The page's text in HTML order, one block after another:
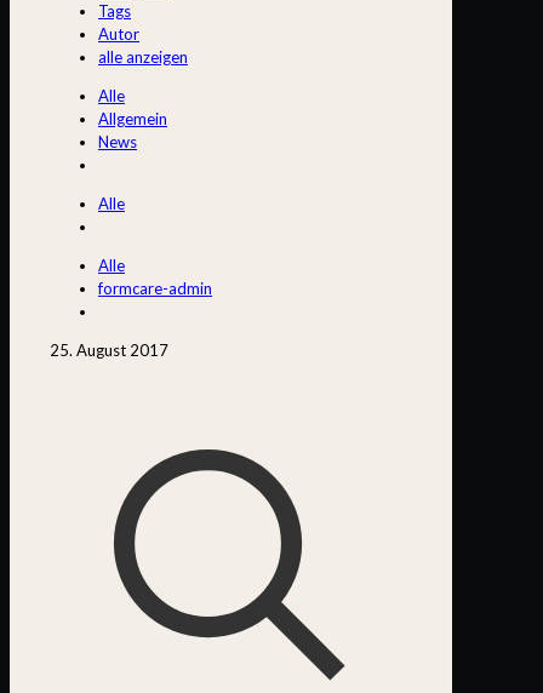
Tags
Autor
alle anzeigen
Alle
Allgemein
News
Alle
Alle
formcare-admin
25. August 2017